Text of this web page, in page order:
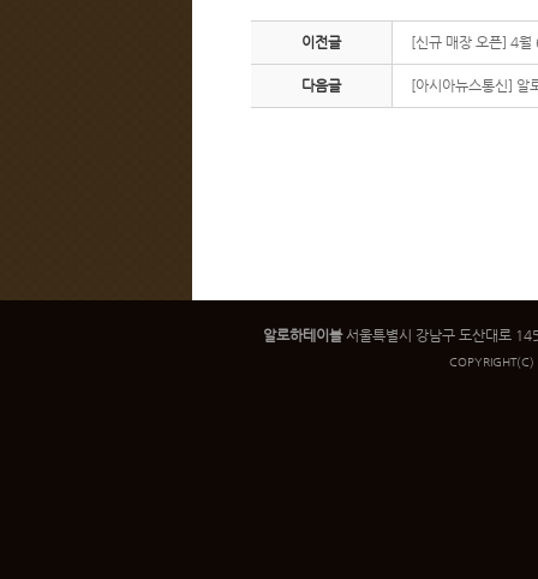
이전글 [신규 매장 오픈] 4
다음글 [아시아뉴스통신] 알
알로하테이블서울특별시 강남구 도산대로
COPYRIGHT(C)